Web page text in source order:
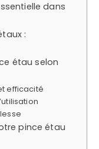
dans
:
étau selon
efficacité
pince étau